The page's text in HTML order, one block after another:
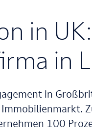
in
in
in
100